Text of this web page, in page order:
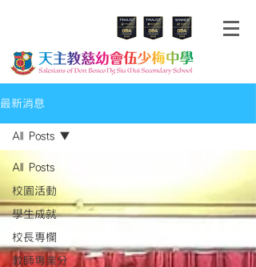
最新消息
All Posts
校園活動
學生成就
校長專欄
教師專業分
All Posts